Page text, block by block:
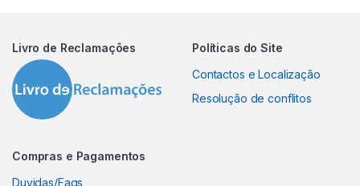
Livro de Reclamações
Políticas do Site
Contactos e Localização
Resolução de conflitos
Compras e Pagamentos
Duvidas/Faqs